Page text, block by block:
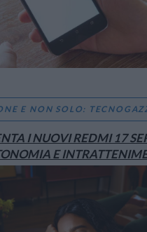
E NON SOLO:
I NUOVI REDMI 17
E